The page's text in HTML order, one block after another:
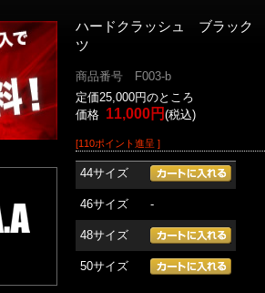
ハードクラッシュ ブラッ
ツ
商品番号 F003-b
定価25,000円のところ
価格 11,000円 (税込)
[110ポイント進呈 ]
44サイズ
46サイズ -
48サイズ
50サイズ